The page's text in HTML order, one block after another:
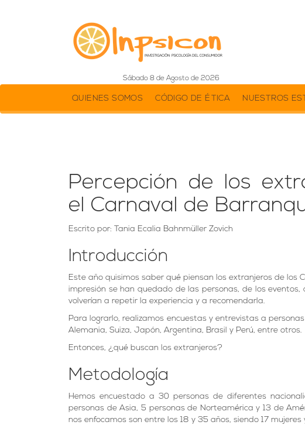
Sábado 8 de Agosto de 2026
QUIENES SOMOS CÓDIGO DE ÉTICA NUESTROS
Percepción de los
el Carnaval de
Escrito por: Tania Ecalia Bahnmüller Zovich
Introducción
Este año quisimos saber qué piensan los extranjeros de los
impresión se han quedado de las personas, de los
volverían a repetir la experiencia y a recomendarla.
Para lograrlo, realizamos encuestas y entrevistas a
Alemania, Suiza, Japón, Argentina, Brasil y Perú, entre otros.
Entonces, ¿qué buscan los extranjeros?
Metodología
Hemos encuestado a 30 personas de diferentes
personas de Asia, 5 personas de Norteamérica y 13 de
nos enfocamos son entre los 18 y 35 años, siendo 17 mujeres